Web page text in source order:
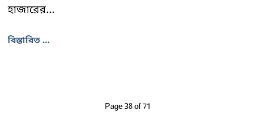
হাজারের...
বিস্তারিত ...
Page 38 of 71